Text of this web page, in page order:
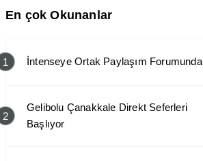
En çok Okunanlar
1 İntenseye Ortak Paylaşım Forumunda
2
Gelibolu Çanakkale Direkt Seferleri
Başlıyor